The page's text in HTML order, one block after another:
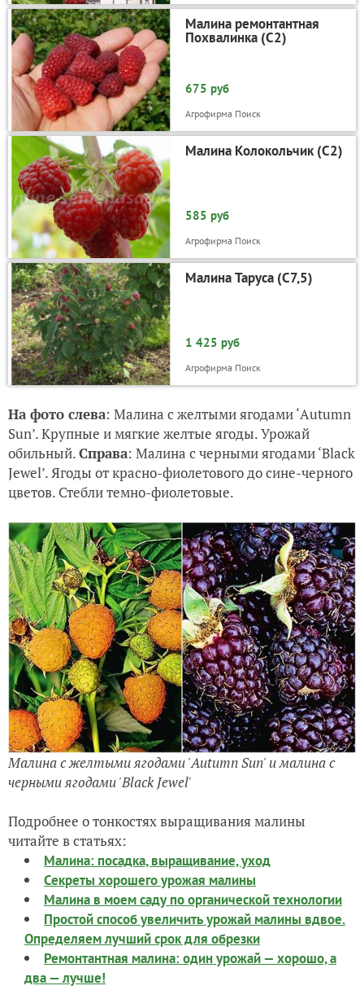
Малина ремонтантная
Похвалинка (С2)
675 руб
Агрофирма Поиск
Малина Колокольчик (С2)
585 руб
Агрофирма Поиск
Малина Таруса (С7,5)
1 425 руб
Агрофирма Поиск
На фото слева: Малина с желтыми ягодами ‘Autumn
Sun’. Крупные и мягкие желтые ягоды. Урожай
обильный.Справа: Малина с черными ягодами ‘Black
Jewel’. Ягоды от красно-фиолетового до сине-черного
цветов. Стебли темно-фиолетовые.
Малина с желтыми ягодами 'Autumn Sun' и малина с
черными ягодами 'Black Jewel'
Подробнее о тонкостях выращивания малины
читайте в статьях:
Малина: посадка, выращивание, уход
Секреты хорошего урожая малины
Малина в моем саду по органической технологии
Простой способ увеличить урожай малины вдвое.
Определяем лучший срок для обрезки
Ремонтантная малина: один урожай — хорошо, а
два — лучше!